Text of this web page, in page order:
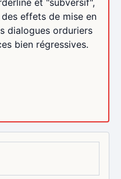
effets de mise en
dialogues orduriers
bien régressives.